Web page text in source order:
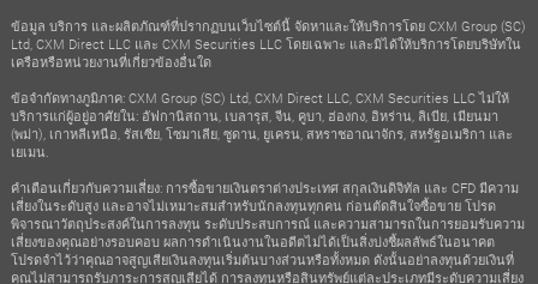
ข้อมูล บริการ และผลิตภัณฑ์ที่ปรากฏบนเว็บไซต์นี้ จัดหาและให้บริการโดย CXM Group (SC)
Ltd, CXM Direct LLC และ CXM Securities LLC โดยเฉพาะ และมิได้ให้บริการโดยบริษัทใน
เครือหรือหน่วยงานที่เกี่ยวข้องอื่นใด
ข้อจำกัดทางภูมิภาค: CXM Group (SC) Ltd, CXM Direct LLC, CXM Securities LLC ไม่ให้
บริการแก่ผู้อยู่อาศัยใน: อัฟกานิสถาน, เบลารุส, จีน, คูบา, ฮ่องกง, อิหร่าน, ลิเบีย, เมียนมา
(พม่า), เกาหลีเหนือ, รัสเซีย, โซมาเลีย, ซูดาน, ยูเครน, สหราชอาณาจักร, สหรัฐอเมริกา และ
เยเมน.
คำเตือนเกี่ยวกับความเสี่ยง: การซื้อขายเงินตราต่างประเทศ สกุลเงินดิจิทัล และ CFD มีความ
เสี่ยงในระดับสูง และอาจไม่เหมาะสมสำหรับนักลงทุนทุกคน ก่อนตัดสินใจซื้อขาย โปรด
พิจารณาวัตถุประสงค์ในการลงทุน ระดับประสบการณ์ และความสามารถในการยอมรับความ
เสี่ยงของคุณอย่างรอบคอบ ผลการดำเนินงานในอดีตไม่ได้เป็นสิ่งบ่งชี้ผลลัพธ์ในอนาคต
โปรดจำไว้ว่าคุณอาจสูญเสียเงินลงทุนเริ่มต้นบางส่วนหรือทั้งหมด ดังนั้นอย่าลงทุนด้วยเงินที่
คุณไม่สามารถรับภาระการสูญเสียได้ การลงทุนหรือสินทรัพย์แต่ละประเภทมีระดับความเสี่ยง